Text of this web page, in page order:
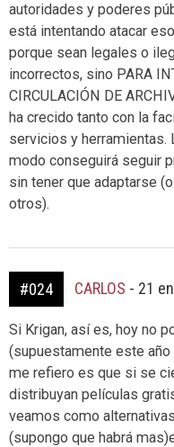
autoridades y poderes
está intentando atacar
porque sean legales o
incorrectos, sino PARA
CIRCULACIÓN DE
ha crecido tanto con la
servicios y herramientas.
modo conseguirá seguir
sin tener que adaptarse
otros).
#024 CARLOS - 21
Si Krigan, así es, hoy no
(supuestamente este año
me refiero es que si se
distribuyan películas
veamos como
(supongo que habrá